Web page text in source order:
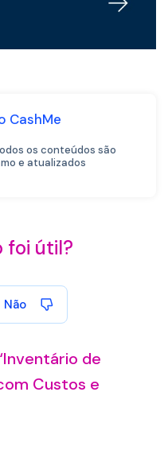
CashMe
os conteúdos são
e atualizados
foi útil?
Não
Inventário de
Custos e